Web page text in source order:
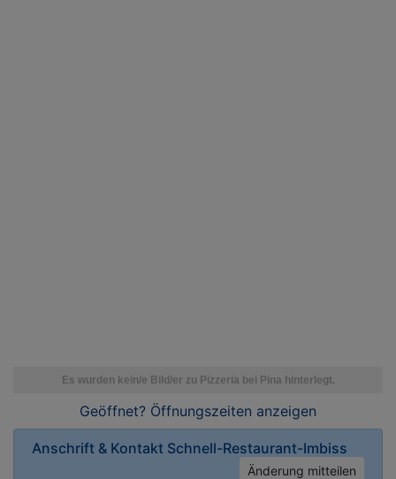
Geöffnet? Öffnungszeiten anzeigen
Anschrift & Kontakt Schnell-Restaurant-Imbiss
Änderung mitteilen